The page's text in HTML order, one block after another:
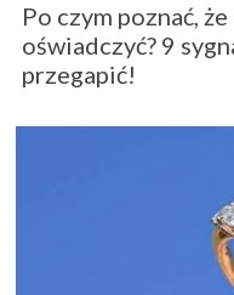
Po czym poznać,
oświadczyć? 9
przegapić!